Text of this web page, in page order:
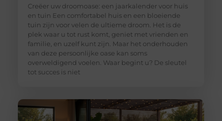
Creëer uw droomoase: een jaarkalender voor huis
en tuin Een comfortabel huis en een bloeiende
tuin zijn voor velen de ultieme droom. Het is de
plek waar u tot rust komt, geniet met vrienden en
familie, en uzelf kunt zijn. Maar het onderhouden
van deze persoonlijke oase kan soms
overweldigend voelen. Waar begint u? De sleutel
tot succes is niet